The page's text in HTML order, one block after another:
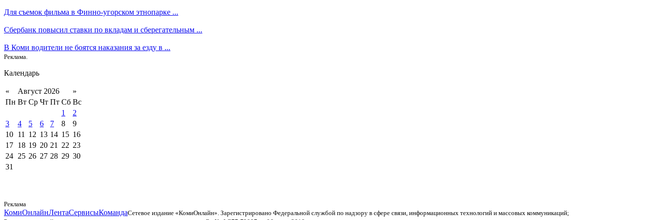
Для съемок фильма в Финно-угорском этнопарке ...
Сбербанк повысил ставки по вкладам и сберегательным ...
В Коми водители не боятся наказания за езду в ...
Реклама.
Календарь
« Август 2026
»
Пн Вт Ср Чт Пт Сб Вс
1
2
3
4 5 6 7 8
9
10 11 12 13 14 15 16
17 18 19 20 21 22 23
24 25 26 27 28 29 30
31
Реклама
КомиОнлайнЛентаСервисыКомандаСетевое издание «КомиОнлайн». Зарегистрировано Федеральной службой по надзору в сфере связи, информационных технологий и массовых коммуникаций;